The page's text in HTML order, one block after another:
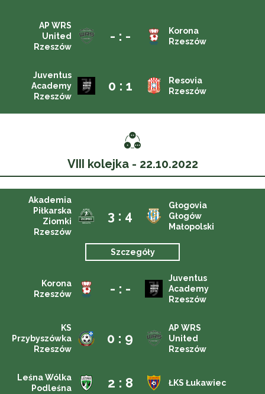
AP WRS
United
Rzeszów
- : -
Korona
Rzeszów
Juventus
Academy
Rzeszów
0 : 1
Resovia
Rzeszów
VIII kolejka - 22.10.2022
Akademia
Piłkarska
Ziomki
Rzeszów
3 : 4
Głogovia
Głogów
Małopolski
Szczegóły
Korona
Rzeszów
- : -
Juventus
Academy
Rzeszów
KS
Przybyszówka
Rzeszów
0 : 9
AP WRS
United
Rzeszów
Leśna Wólka
Podleśna
2 : 8 ŁKS Łukawiec